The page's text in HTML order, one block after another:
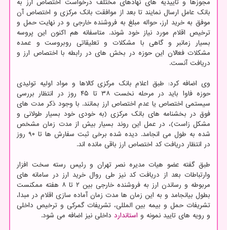
مجوزها و تاییدیه های نهادهای مختلف درخواست اختصاص ارز به
بانک عامل ارسال نمایند تا بعد از موافقت بانک مرکزی و اختصاص آن
موفق به خرید ارز، حواله مبلغ به فروشنده خارجی و در نهایت حمل و
ترخیص اقلام مورد نیاز خود شوند. متاسفانه هم اکنون این پروسه
بسیار زمانبر و گاهی با مشکلات و تعلیقاتی روبروست و عمده
مشکلات فعالان این حوزه در بخش های در رابطه با اختصاص ارز و
دریافت آنست.
وی اضافه کرد: طبق اعلام بانک مرکزی کالاها و مواد اولیه تولیدی
حوزه فاوا باید در مرحله نخست ۳۸ تا ۴۵ روز در انتظار بررسی
سیستمی اختصاص یا عدم اختصاص ارز بمانند. با وجود ذکر مدت های
فوق در بخشنامه های بانک مرکزی (به خودی خود بسیار طولانی و
مشکل زاست)، در عمل این روند بسیار بیش از مدت زمان مشخص
شده به طول می انجامد. دیده شده برخی ثبت سفارش ها تا ۹۰ روز
در انتظار دریافت کد اختصاص ارز باقی مانده اند.
طبق گفته عضو هیات مدیره نصر تهران و رئیس رسته سخت افزار
وارتباطات بعد از دریافت کد نیز طی روال خرید ارز در سامانه های
مربوطه و رساندن ارز به فروشنده خارجی بین ۲ تا ۸ هفته ممکنست
بطول بیانجامد و به این زمان ها مدت زمان آماده سازی اقلام در مبدا،
تشریفات حمل و بیمه بین المللی، تشریفات گمرکی و ترخیص داخلی
و رویه های تایید نمونه و استاندارد داخلی نیز اضافه می شود.